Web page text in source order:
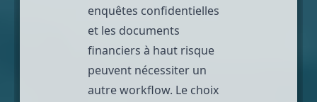
enquêtes confidentielles
et les documents
financiers à haut risque
peuvent nécessiter un
autre workflow. Le choix